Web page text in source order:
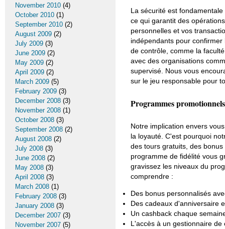
La sécurité est
ce qui garantit des
personnelles et vos
indépendants pour
de contrôle, comme la
avec des organisations
supervisé. Nous vous
sur le jeu responsable pour
Programmes
Notre implication envers
la loyauté. C'est pourquoi
des tours gratuits, des
programme de fidélité vous
gravissez les niveaux du
comprendre :
Des bonus personnalisés
Des cadeaux d'anniversaire
Un cashback chaque
L'accès à un gestionnaire
November 2010 (4)
October 2010 (1)
September 2010 (2)
August 2009 (2)
July 2009 (3)
June 2009 (2)
May 2009 (2)
April 2009 (2)
March 2009 (5)
February 2009 (3)
December 2008 (3)
November 2008 (1)
October 2008 (3)
September 2008 (2)
August 2008 (2)
July 2008 (3)
June 2008 (2)
May 2008 (3)
April 2008 (3)
March 2008 (1)
February 2008 (3)
January 2008 (3)
December 2007 (3)
November 2007 (5)